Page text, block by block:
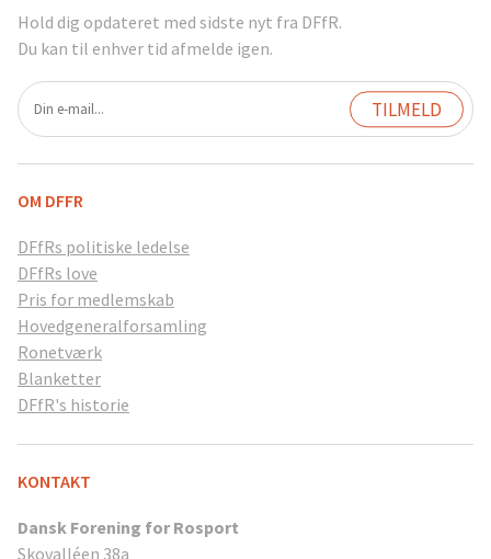
Hold dig opdateret med sidste nyt fra DFfR.
Du kan til enhver tid afmelde igen.
OM DFFR
DFfRs politiske ledelse
DFfRs love
Pris for medlemskab
Hovedgeneralforsamling
Ronetværk
Blanketter
DFfR's historie
KONTAKT
Dansk Forening for Rosport
Skovalléen 38a